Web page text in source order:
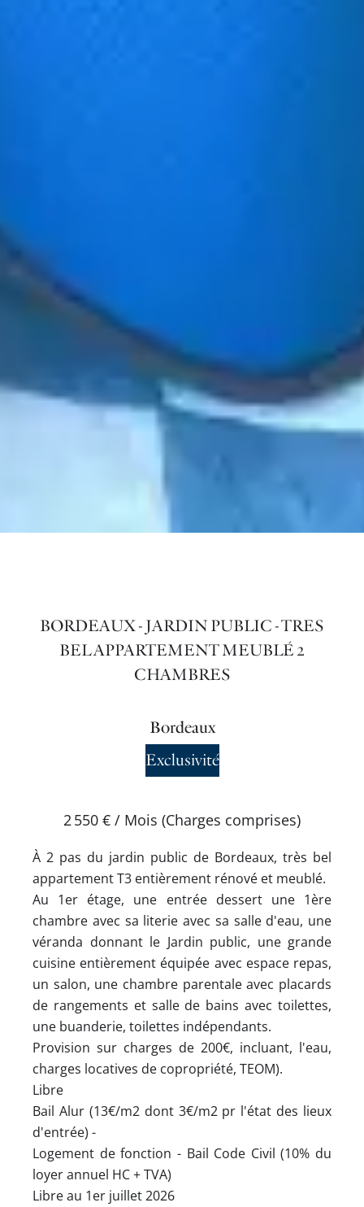
BORDEAUX - JARDIN PUBLIC - TRES
BEL APPARTEMENT MEUBLÉ 2
CHAMBRES
Bordeaux
Exclusivité
2 550 € / Mois (Charges comprises)
À 2 pas du jardin public de Bordeaux, très bel
appartement T3 entièrement rénové et meublé.
Au 1er étage, une entrée dessert une 1ère
chambre avec sa literie avec sa salle d'eau, une
véranda donnant le Jardin public, une grande
cuisine entièrement équipée avec espace repas,
un salon, une chambre parentale avec placards
de rangements et salle de bains avec toilettes,
une buanderie, toilettes indépendants.
Provision sur charges de 200€, incluant, l'eau,
charges locatives de copropriété, TEOM).
Libre
Bail Alur (13€/m2 dont 3€/m2 pr l'état des lieux
d'entrée) -
Logement de fonction - Bail Code Civil (10% du
loyer annuel HC + TVA)
Libre au 1er juillet 2026